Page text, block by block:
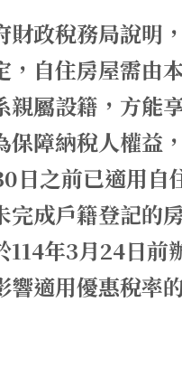
財政稅務局說明
，自住房屋需由
親屬設籍，方能
保障納稅人權益
日之前已適用自
完成戶籍登記的
114年3月24日前
響適用優惠稅率